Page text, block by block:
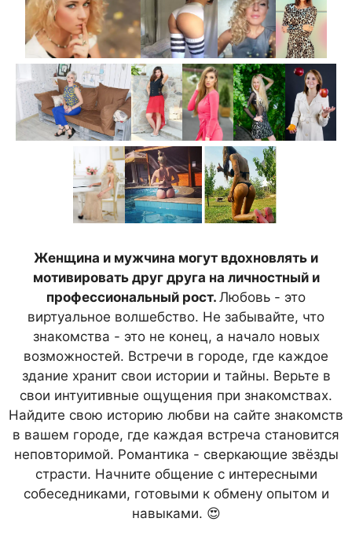
Женщина и мужчина могут вдохновлять и
мотивировать друг друга на личностный и
профессиональный рост. Любовь - это
виртуальное волшебство. Не забывайте, что
знакомства - это не конец, а начало новых
возможностей. Встречи в городе, где каждое
здание хранит свои истории и тайны. Верьте в
свои интуитивные ощущения при знакомствах.
Найдите свою историю любви на сайте знакомств
в вашем городе, где каждая встреча становится
неповторимой. Романтика - сверкающие звёзды
страсти. Начните общение с интересными
собеседниками, готовыми к обмену опытом и
навыками. 😍